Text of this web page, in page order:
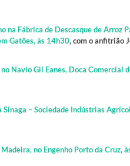
na Fábrica de Descasque de Arroz
Gatões, às 14h30, com o anfitrião
Navio Gil Eanes, Doca Comercial
Sinaga – Sociedade Indústrias
no Engenho Porto da Cruz,